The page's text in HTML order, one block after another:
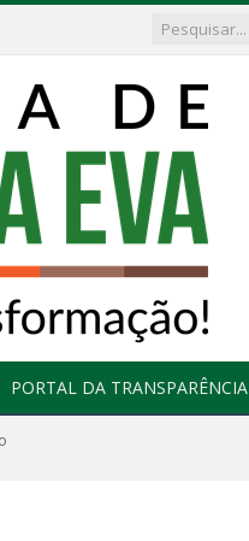
PORTAL DA TRANSPARÊNCIA